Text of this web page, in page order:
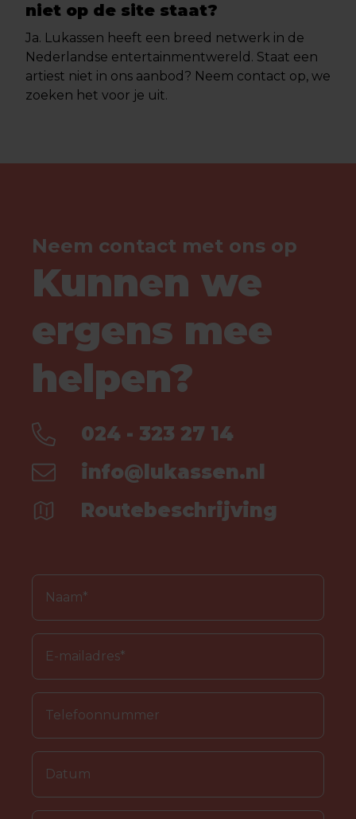
niet op de site staat?
Ja. Lukassen heeft een breed netwerk in de
Nederlandse entertainmentwereld. Staat een
artiest niet in ons aanbod? Neem contact op, we
zoeken het voor je uit.
Neem contact met ons op
Kunnen we
ergens mee
helpen?
024 - 323 27 14
info@lukassen.nl
Routebeschrijving